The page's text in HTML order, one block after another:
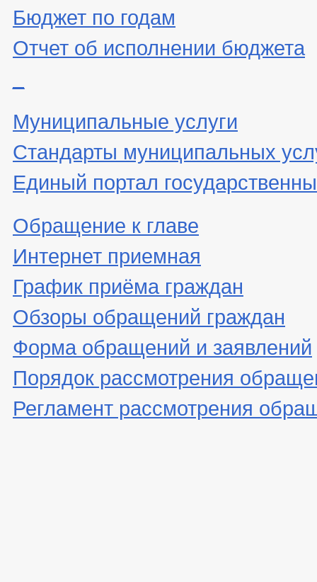
Бюджет по годам
Отчет об исполнении бюджета
Муниципальные услуги
Стандарты муниципальных
Единый портал
Обращение к главе
Интернет приемная
График приёма граждан
Обзоры обращений граждан
Форма обращений и заявлений
Порядок рассмотрения
Регламент рассмотрения